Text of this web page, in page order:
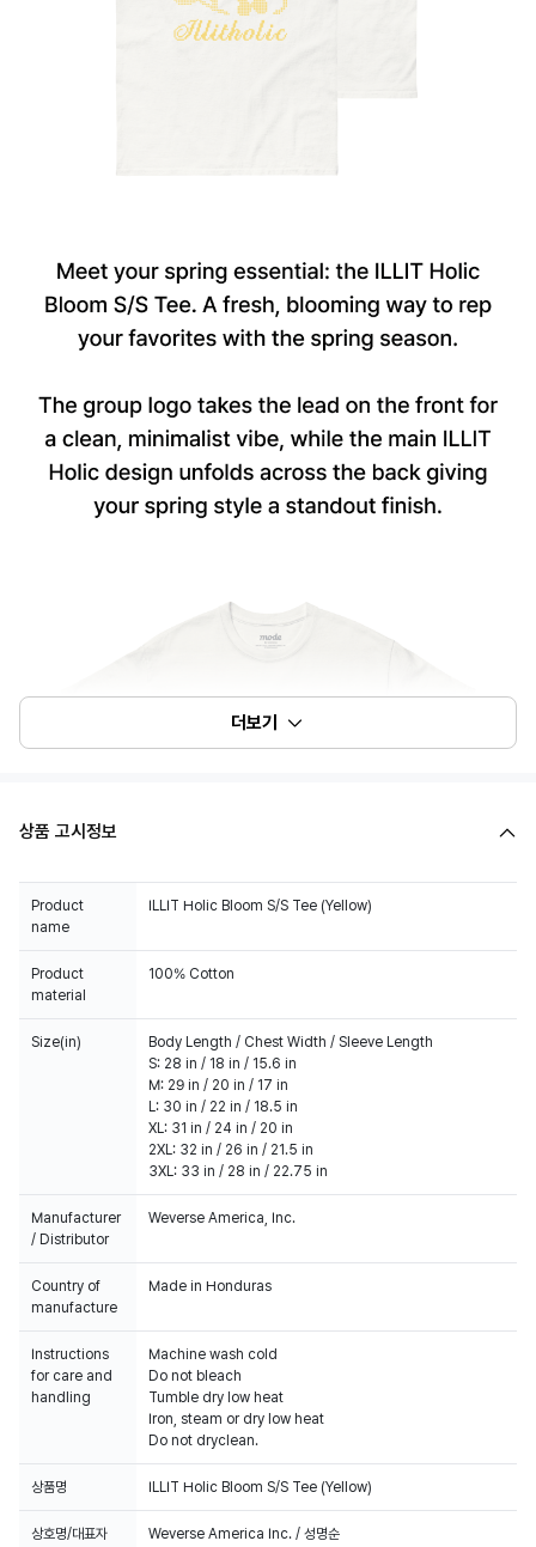
더보기
상품 고시정보
Product
name
ILLIT Holic Bloom S/S Tee (Yellow)
Product
material
100% Cotton
Size(in)
Body Length / Chest Width / Sleeve Length
S: 28 in / 18 in / 15.6 in
M: 29 in / 20 in / 17 in
L: 30 in / 22 in / 18.5 in
XL: 31 in / 24 in / 20 in
2XL: 32 in / 26 in / 21.5 in
3XL: 33 in / 28 in / 22.75 in
Manufacturer
/ Distributor
Weverse America, Inc.
Country of
manufacture
Made in Honduras
Instructions
for care and
handling
Machine wash cold
Do not bleach
Tumble dry low heat
Iron, steam or dry low heat
Do not dryclean.
상품명 ILLIT Holic Bloom S/S Tee (Yellow)
상호명/대표자 Weverse America Inc. / 성명순